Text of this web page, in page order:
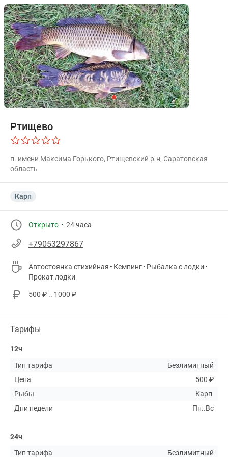
Ртищево
п. имени Максима Горького, Ртищевский р-н, Саратовская
область
Карп
Открыто 24 часа
+79053297867
Автостоянка стихийная Кемпинг
Рыбалка с лодки
Прокат лодки
500 ₽ .. 1000 ₽
Тарифы
12ч
Тип тарифа
Безлимитный
Цена
500 ₽
Рыбы
Карп
Дни недели
Пн..Вс
24ч
Тип тарифа
Безлимитный